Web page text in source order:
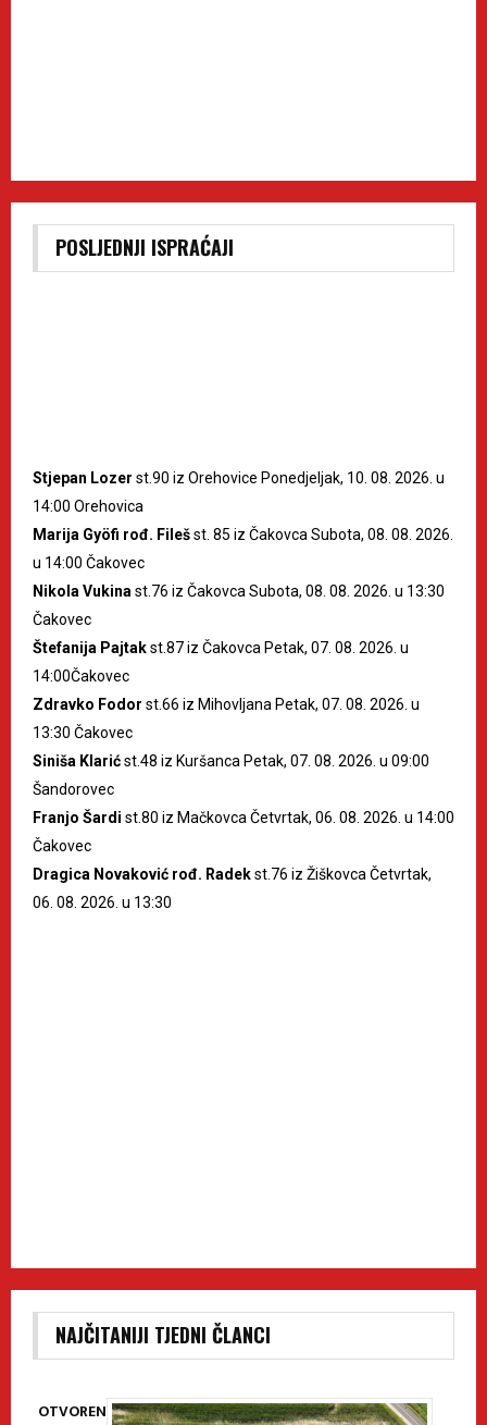
POSLJEDNJI ISPRAĆAJI
Stjepan Lozer st.90 iz Orehovice Ponedjeljak, 10. 08. 2026. u
14:00 Orehovica
Marija Gyöfi rođ. Filešst. 85 iz Čakovca Subota, 08. 08. 2026.
u 14:00 Čakovec
Nikola Vukina st.76 iz Čakovca Subota, 08. 08. 2026. u 13:30
Čakovec
Štefanija Pajtakst.87 iz Čakovca Petak, 07. 08. 2026. u
14:00Čakovec
Zdravko Fodor st.66 iz Mihovljana Petak, 07. 08. 2026. u
13:30 Čakovec
Siniša Klarićst.48 iz Kuršanca Petak, 07. 08. 2026. u 09:00
Šandorovec
Franjo Šardi st.80 iz Mačkovca Četvrtak, 06. 08. 2026. u 14:00
Čakovec
Dragica Novaković rođ. Radekst.76 iz Žiškovca Četvrtak,
06. 08. 2026. u 13:30
NAJČITANIJI TJEDNI ČLANCI
OTVOREN